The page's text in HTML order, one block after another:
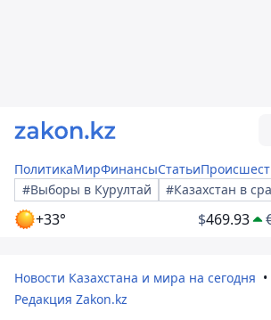
ПолитикаМирФинансыСтатьи
#Выборы в Курултай
#Казахстан в
+33° $469.93
Новости Казахстана и мира на сегодня
Редакция Zakon.kz